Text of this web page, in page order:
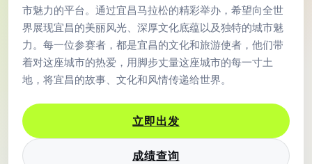
市魅力的平台。通过宜昌马拉松的精彩举办，希望向全世
界展现宜昌的美丽风光、深厚文化底蕴以及独特的城市魅
力。每一位参赛者，都是宜昌的文化和旅游使者，他们带
着对这座城市的热爱，用脚步丈量这座城市的每一寸土
地，将宜昌的故事、文化和风情传递给世界。
立即出发
成绩查询